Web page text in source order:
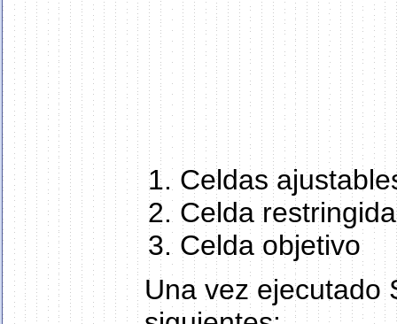
Celdas
Celda restringida
Celda objetivo
Una vez ejecutado